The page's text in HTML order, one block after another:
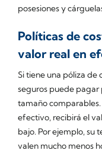
posesiones y
Políticas de
valor real en
Si tiene una póliza de
seguros puede pagar
tamaño
efectivo, recibirá el
bajo. Por ejemplo, su
valen mucho menos